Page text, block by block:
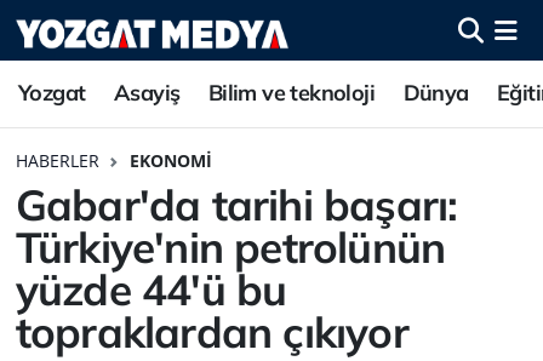
Yozgat Asayiş Bilim ve teknoloji Dünya
HABERLER EKONOMI
Gabar'da tarihi başarı:
Türkiye'nin petrolünün
yüzde 44'ü bu
topraklardan çıkıyor